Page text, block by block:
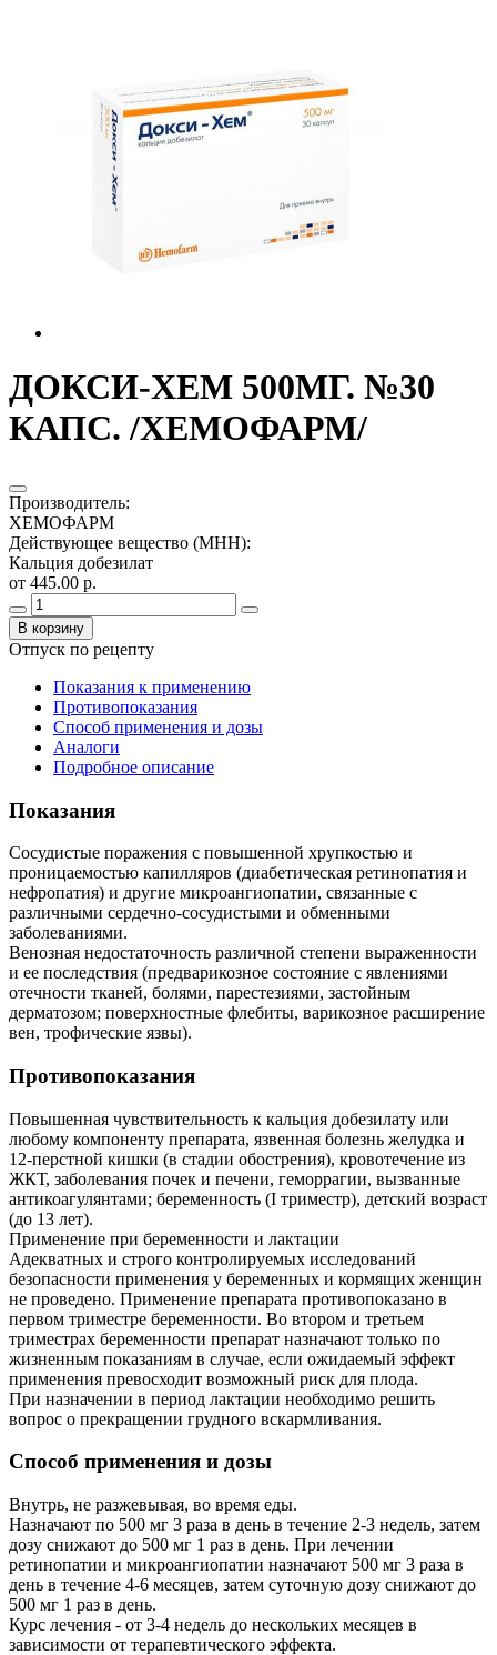
ДОКСИ-ХЕМ 500МГ. №30
КАПС. /ХЕМОФАРМ/
Производитель:
ХЕМОФАРМ
Действующее вещество (МНН):
Кальция добезилат
от 445.00 р.
В корзину
Отпуск по рецепту
Показания к применению
Противопоказания
Способ применения и дозы
Аналоги
Подробное описание
Показания
Сосудистые поражения с повышенной хрупкостью и
проницаемостью капилляров (диабетическая ретинопатия и
нефропатия) и другие микроангиопатии, связанные с
различными сердечно-сосудистыми и обменными
заболеваниями.
Венозная недостаточность различной степени выраженности
и ее последствия (предварикозное состояние с явлениями
отечности тканей, болями, парестезиями, застойным
дерматозом; поверхностные флебиты, варикозное расширение
вен, трофические язвы).
Противопоказания
Повышенная чувствительность к кальция добезилату или
любому компоненту препарата, язвенная болезнь желудка и
12-перстной кишки (в стадии обострения), кровотечение из
ЖКТ, заболевания почек и печени, геморрагии, вызванные
антикоагулянтами; беременность (I триместр), детский возраст
(до 13 лет).
Применение при беременности и лактации
Адекватных и строго контролируемых исследований
безопасности применения у беременных и кормящих женщин
не проведено. Применение препарата противопоказано в
первом триместре беременности. Во втором и третьем
триместрах беременности препарат назначают только по
жизненным показаниям в случае, если ожидаемый эффект
применения превосходит возможный риск для плода.
При назначении в период лактации необходимо решить
вопрос о прекращении грудного вскармливания.
Способ применения и дозы
Внутрь, не разжевывая, во время еды.
Назначают по 500 мг 3 раза в день в течение 2-3 недель, затем
дозу снижают до 500 мг 1 раз в день. При лечении
ретинопатии и микроангиопатии назначают 500 мг 3 раза в
день в течение 4-6 месяцев, затем суточную дозу снижают до
500 мг 1 раз в день.
Курс лечения - от 3-4 недель до нескольких месяцев в
зависимости от терапевтического эффекта.